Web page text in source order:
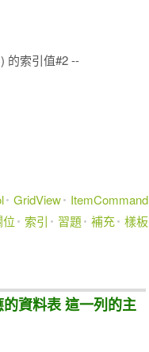
的索引值#2 --
GridView
ItemCommand
索引 習題 補充 樣板
資料表 這一列的主